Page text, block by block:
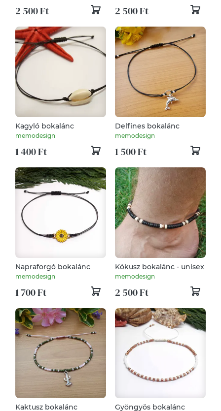
2 500 Ft 2 500 Ft
Kagyló bokalánc
memodesign
1 400 Ft
Delfines bokalánc
memodesign
1 500 Ft
Napraforgó bokalánc
memodesign
1 700 Ft
Kókusz bokalánc - unisex
memodesign
2 500 Ft
Kaktusz bokalánc Gyöngyös bokalánc